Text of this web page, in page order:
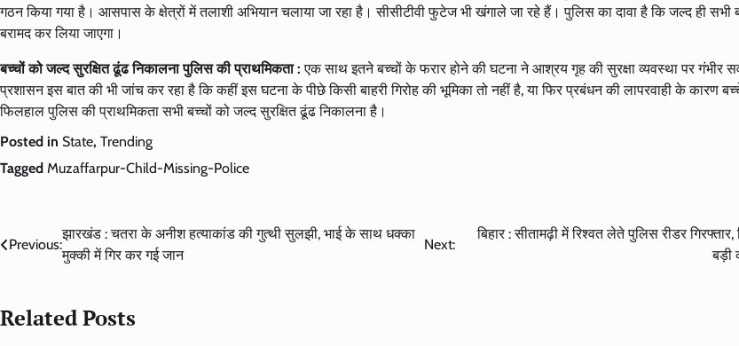
गठन किया गया है। आसपास के क्षेत्रों में तलाशी अभियान चलाया जा रहा है। सीसीटीवी फुटेज भी खंगाले जा रहे हैं। पुलिस का दावा है कि जल्द ही सभी
बरामद कर लिया जाएगा।
बच्चों को जल्द सुरक्षित ढूंढ निकालना पुलिस की प्राथमिकता :एक साथ इतने बच्चों के फरार होने की घटना ने आश्रय गृह की सुरक्षा व्यवस्था पर गंभीर
प्रशासन इस बात की भी जांच कर रहा है कि कहीं इस घटना के पीछे किसी बाहरी गिरोह की भूमिका तो नहीं है, या फिर प्रबंधन की लापरवाही के कारण
फिलहाल पुलिस की प्राथमिकता सभी बच्चों को जल्द सुरक्षित ढूंढ निकालना है।
Posted in State, Trending
Tagged Muzaffarpur-Child-Missing-Police
Post
navigation
Previous:
झारखंड : चतरा के अनीश हत्याकांड की गुत्थी सुलझी, भाई के साथ धक्का
मुक्की में गिर कर गई जान
Next:
बिहार : सीतामढ़ी में रिश्वत लेते पुलिस रीडर गिरफ्तार,
बड़ी
Related Posts